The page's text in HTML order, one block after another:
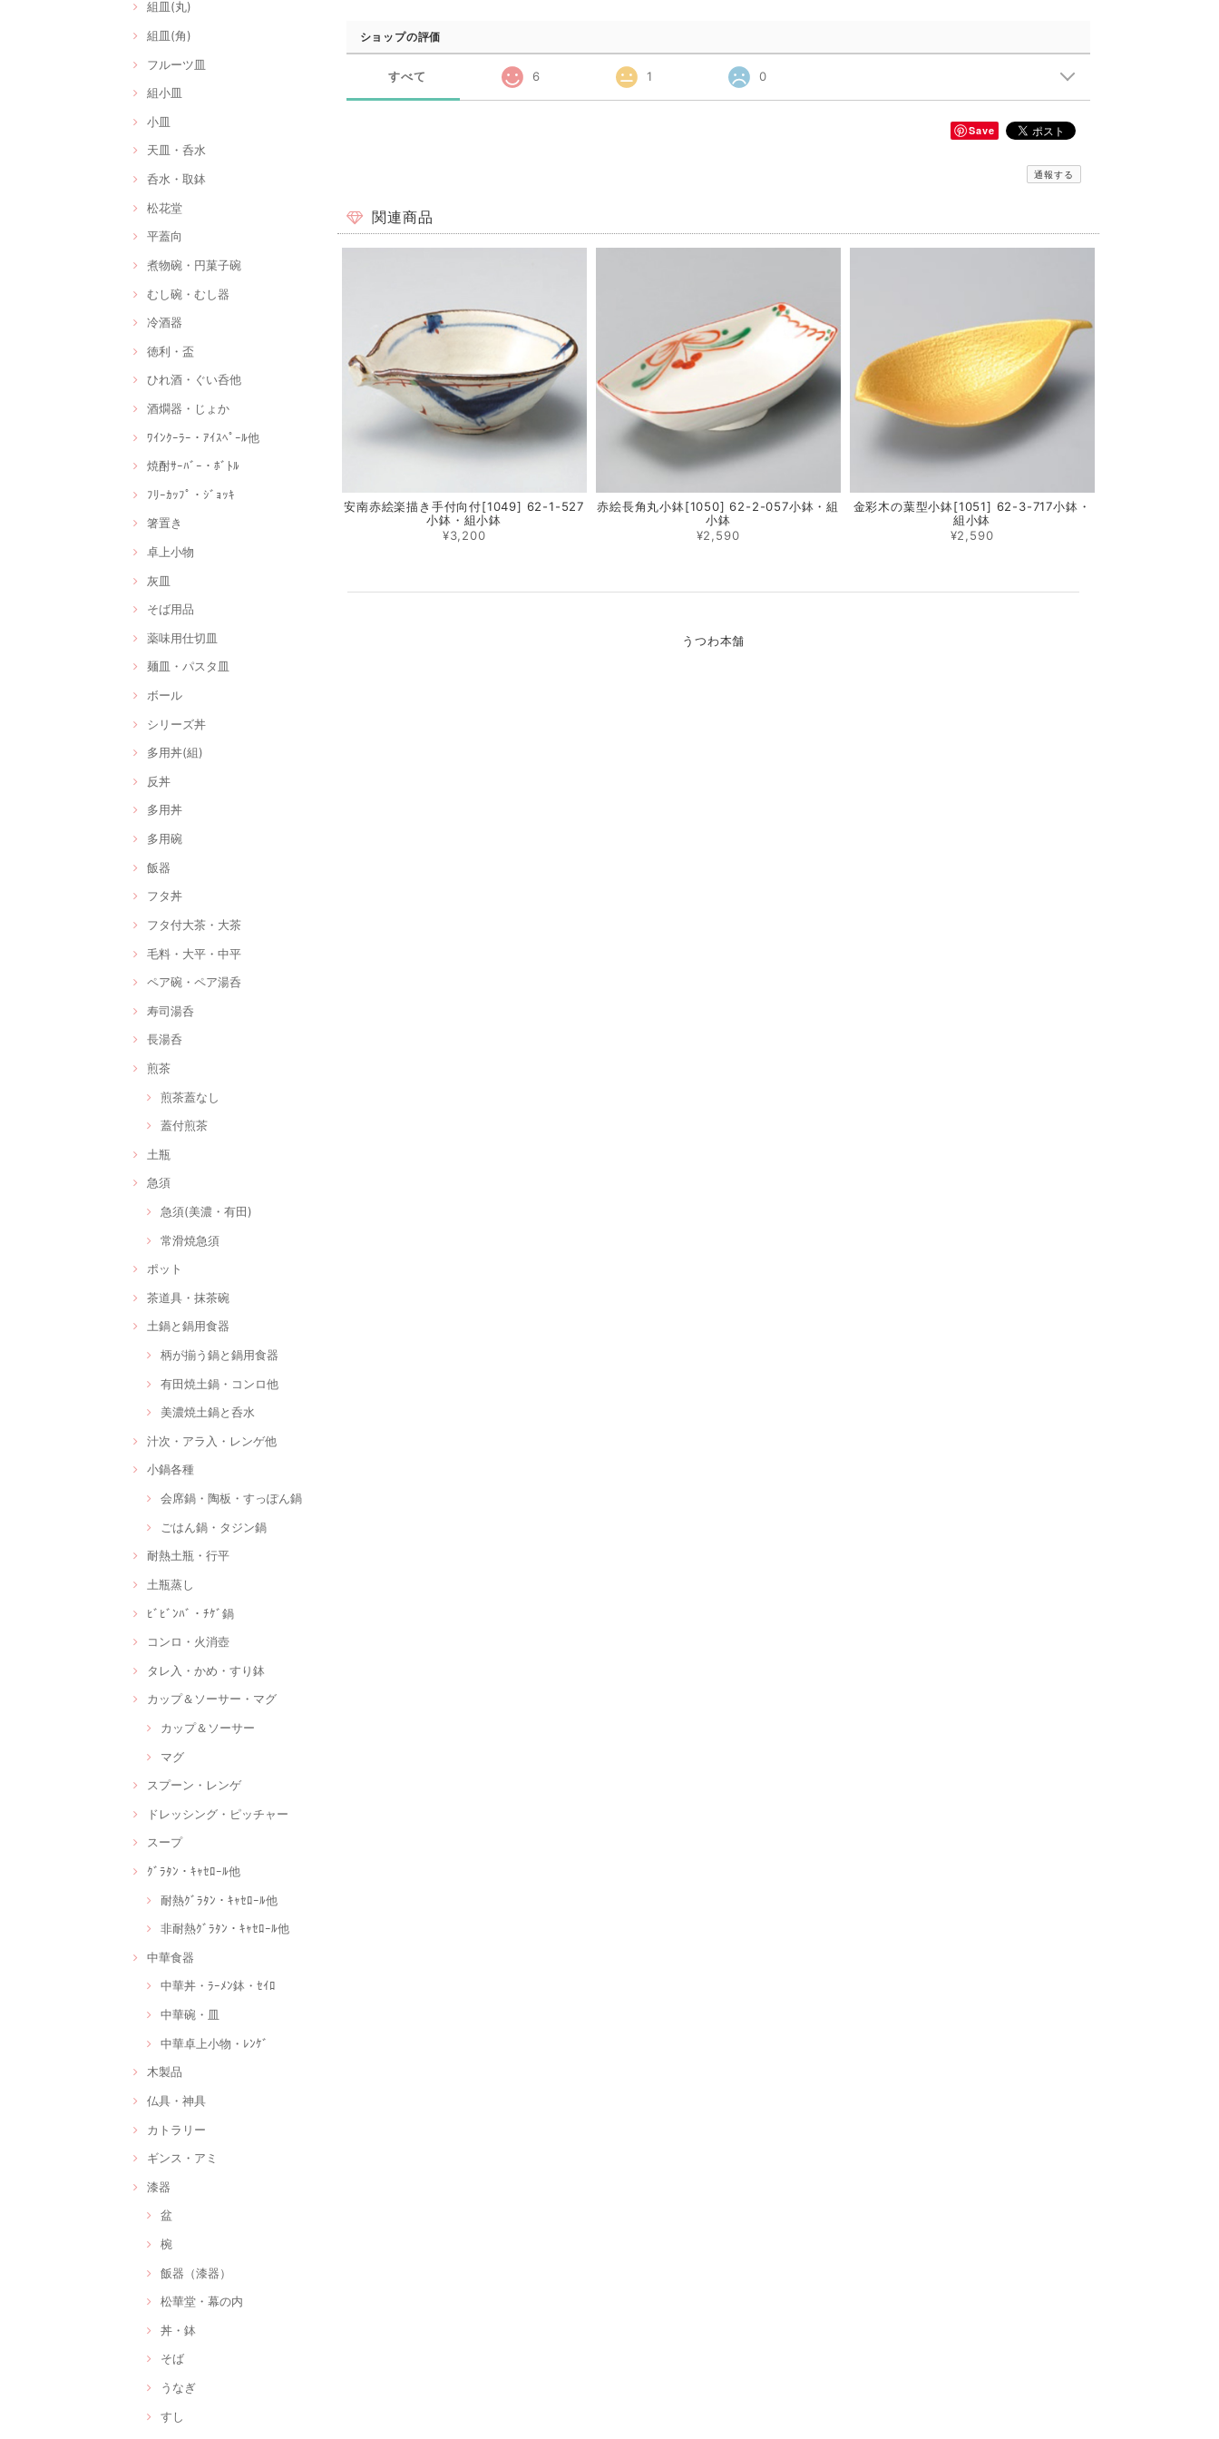
組皿(丸)
組皿(角)
フルーツ皿
組小皿
小皿
天皿・呑水
呑水・取鉢
松花堂
平蓋向
煮物碗・円菓子碗
むし碗・むし器
冷酒器
徳利・盃
ひれ酒・ぐい呑他
酒燗器・じょか
ﾜｲﾝｸｰﾗｰ・ｱｲｽﾍﾟｰﾙ他
焼酎ｻｰﾊﾞｰ・ﾎﾞﾄﾙ
ﾌﾘｰｶｯﾌﾟ・ｼﾞｮｯｷ
箸置き
卓上小物
灰皿
そば用品
薬味用仕切皿
麺皿・パスタ皿
ボール
シリーズ丼
多用丼(組)
反丼
多用丼
多用碗
飯器
フタ丼
フタ付大茶・大茶
毛料・大平・中平
ペア碗・ペア湯呑
寿司湯呑
長湯呑
煎茶
煎茶蓋なし
蓋付煎茶
土瓶
急須
急須(美濃・有田)
常滑焼急須
ポット
茶道具・抹茶碗
土鍋と鍋用食器
柄が揃う鍋と鍋用食器
有田焼土鍋・コンロ他
美濃焼土鍋と呑水
汁次・アラ入・レンゲ他
小鍋各種
会席鍋・陶板・すっぽん鍋
ごはん鍋・タジン鍋
耐熱土瓶・行平
土瓶蒸し
ﾋﾞﾋﾞﾝﾊﾞ・ﾁｹﾞ鍋
コンロ・火消壺
タレ入・かめ・すり鉢
カップ＆ソーサー・マグ
カップ＆ソーサー
マグ
スプーン・レンゲ
ドレッシング・ピッチャー
スープ
ｸﾞﾗﾀﾝ・ｷｬｾﾛｰﾙ他
耐熱ｸﾞﾗﾀﾝ・ｷｬｾﾛｰﾙ他
非耐熱ｸﾞﾗﾀﾝ・ｷｬｾﾛｰﾙ他
中華食器
中華丼・ﾗｰﾒﾝ鉢・ｾｲﾛ
中華碗・皿
中華卓上小物・ﾚﾝｹﾞ
木製品
仏具・神具
カトラリー
ギンス・アミ
漆器
盆
椀
飯器（漆器）
松華堂・幕の内
丼・鉢
そば
うなぎ
すし
ショップの評価
すべて 6 1 0
Save
通報する
関連商品
安南赤絵楽描き手付向付[1049] 62-1-527
小鉢・組小鉢
¥3,200
赤絵長角丸小鉢[1050] 62-2-057小鉢・組
小鉢
¥2,590
金彩木の葉型小鉢[1051] 62-3-717小鉢・
組小鉢
¥2,590
うつわ本舗